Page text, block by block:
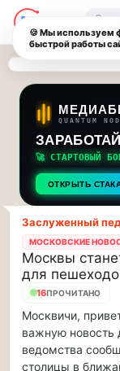
Последние
новости
и
обновления
потока:
Друзья,
на
прогулку
по
Москве
приглашаем
на
музыкальную
—
и
🔍
QUANTUM
🚀 СТАРТОВЫЙ
ОТКРЫТЬ
Заслуженный
МОСКОВСКИЕ
Москвы
для
16ПРОЧИТАНО
Москвичи,
важную
ведомства
столицы в
🍪 Мы используем
быстрой работы